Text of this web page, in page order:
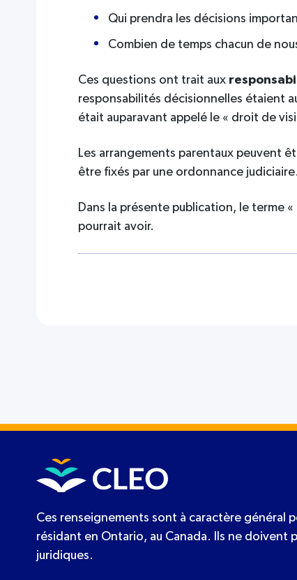
Qui prendra les décisions
Combien de temps chacun de
Ces questions ont trait aux
responsabilités décisionnelles étaient
était auparavant appelé le « droit de
Les arrangements parentaux peuvent
être fixés par une ordonnance judiciaire.
Dans la présente publication, le terme
pourrait avoir.
Ces renseignements sont à caractère général
résidant en Ontario, au Canada. Ils ne doivent
juridiques.